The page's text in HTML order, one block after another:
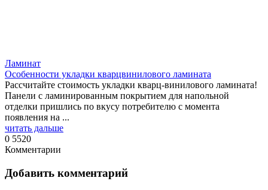
Ламинат
Особенности укладки кварцвинилового ламината
Рассчитайте стоимость укладки кварц-винилового ламината!
Панели с ламинированным покрытием для напольной
отделки пришлись по вкусу потребителю с момента
появления на ...
читать дальше
0 5520
Комментарии
Добавить комментарий